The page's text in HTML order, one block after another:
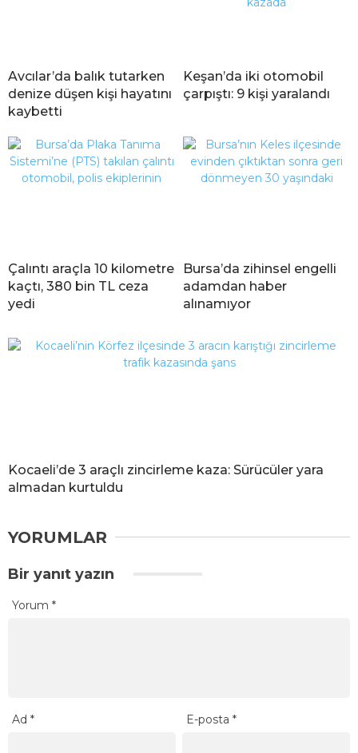
Avcılar’da balık tutarken
denize düşen kişi hayatını
kaybetti
Keşan’da iki otomobil
çarpıştı: 9 kişi yaralandı
Çalıntı araçla 10 kilometre
kaçtı, 380 bin TL ceza
yedi
Bursa’da zihinsel engelli
adamdan haber
alınamıyor
Kocaeli’de 3 araçlı zincirleme kaza: Sürücüler yara
almadan kurtuldu
YORUMLAR
Bir yanıt yazın
Yorum *
Ad * E-posta*